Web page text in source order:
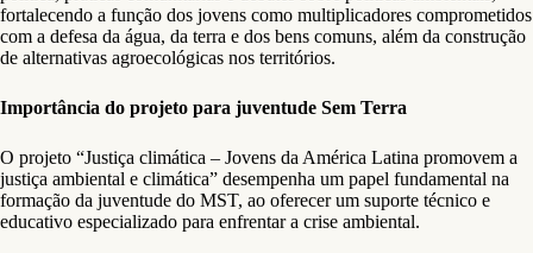
fortalecendo a função dos jovens como multiplicadores comprometidos
com a defesa da água, da terra e dos bens comuns, além da construção
de alternativas agroecológicas nos territórios.
Importância do projeto para juventude Sem Terra
O projeto “Justiça climática – Jovens da América Latina promovem a
justiça ambiental e climática” desempenha um papel fundamental na
formação da juventude do MST, ao oferecer um suporte técnico e
educativo especializado para enfrentar a crise ambiental.